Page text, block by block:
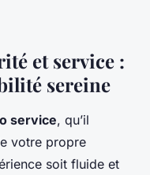
et service :
sereine
service, qu’il
votre propre
soit fluide et